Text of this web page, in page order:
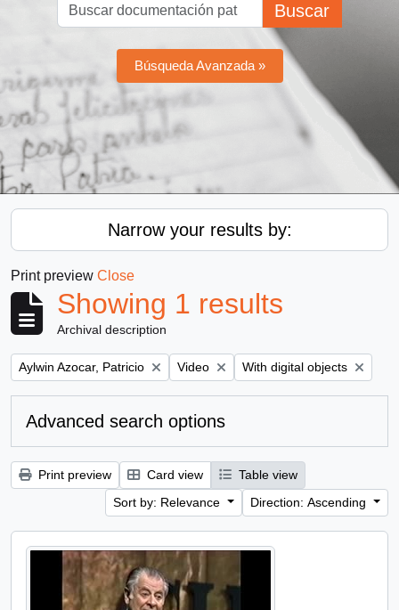
Buscar
Búsqueda Avanzada »
Narrow your results by:
Print preview Close
Showing 1 results
Archival description
Remove filter:
Aylwin Azocar, Patricio Remove filter:
Video Remove filter:
With digital objects
Advanced search options
Print preview Card view
Table view
Sort by: Relevance
Direction: Ascending